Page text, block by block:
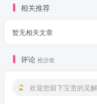
相关推荐
暂无相关文章
评论 抢沙发
欢迎您留下宝贵的见解